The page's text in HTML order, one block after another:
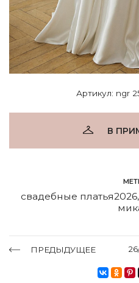
Артикул: ngr
В
свадебные платья2026,
ПРЕДЫДУЩЕЕ